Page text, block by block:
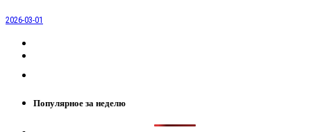
2026-03-01
Популярное за неделю